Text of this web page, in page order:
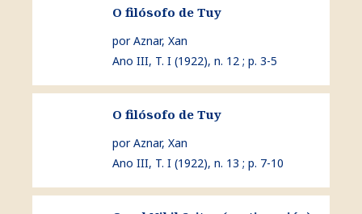
ver O filósofo de TuyO filósofo de Tuy
por Aznar, Xan
Ano III, T. I (1922), n. 12 ; p. 3-5
ver O filósofo de TuyO filósofo de Tuy
por Aznar, Xan
Ano III, T. I (1922), n. 13 ; p. 7-10